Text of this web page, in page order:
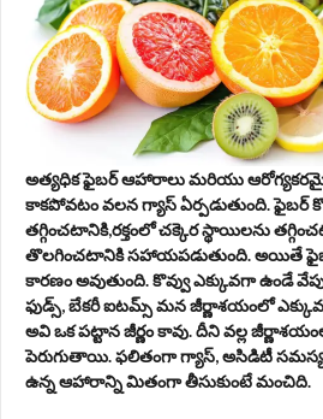
అత్యధిక ఫైబర్ ఆహారాలు మరియు
కాకపోవటం వలన గ్యాస్ ఏర్పడుతుంది. ఫైబర్
తగ్గించటానికి,రక్తంలో చక్కెర స్థాయిలను
తొలగించటానికి సహాయపడుతుంది. అయితే
కారణం అవుతుంది. కొవ్వు ఎక్కువగా ఉండే
ఫుడ్స్, బేకరీ ఐటమ్స్ మన జీర్ణాశయంలో
అవి ఒక పట్టాన జీర్ణం కావు. దీని వల్ల
పెరుగుతాయి. ఫలితంగా గ్యాస్, అసిడిటీ
ఉన్న ఆహారాన్ని మితంగా తీసుకుంటే మంచిది.